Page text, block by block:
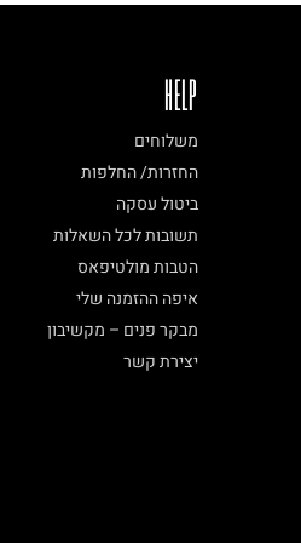
HELP
משלוחים
החזרות/ החלפות
ביטול עסקה
תשובות לכל השאלות
הטבות מולטיפאס
איפה ההזמנה שלי
מבקר פנים – מקשיבון
יצירת קשר